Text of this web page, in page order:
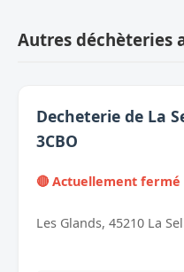
Autres déchèteries
Decheterie de La
3CBO
🔴 Actuellement fermé
Les Glands, 45210 La